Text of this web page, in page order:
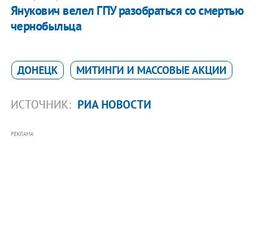
Янукович велел ГПУ разобраться со смертью
чернобыльца
ДОНЕЦК МИТИНГИ И МАССОВЫЕ АКЦИИ
ИСТОЧНИК: РИА НОВОСТИ
РЕКЛАМА